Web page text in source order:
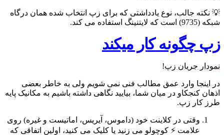
💡 نکته جالب، نوع یادداشتی که برای زپ انتخاب شده همان درگاه
شبکه (9735) است که لایتنینگ استفاده می کند.
زپ چگونه کار میکند
نمودار جریان زپ!
در اینجا وارد عمق مطالب فنی نمی شویم ولی به خاطر بعضی
اذهان کنجکاو در میان شما، بیایید نگاهی داشته باشیم به مکانیک پایه
طرز کار زپ.
وقتی در کلاینت خود (داموس، آیریس، اماتیست و غیره) روی
علامت ⚡ کوچولو می زنید یا کلیک می کنید، اولین اتفاقی که